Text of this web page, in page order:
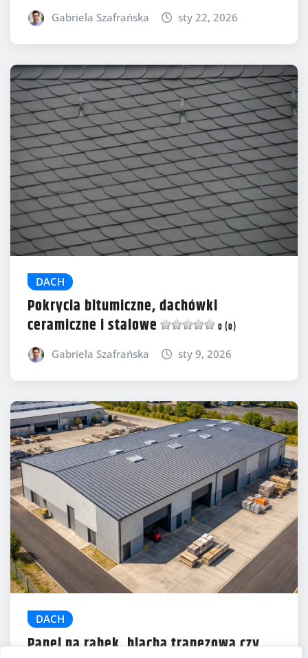
Gabriela Szafrańska sty 22, 2026
DACH
Pokrycia bitumiczne, dachówki
ceramiczne i stalowe
0 (0)
Gabriela Szafrańska sty 9, 2026
DACH
Panel na rąbek, blacha trapezowa czy